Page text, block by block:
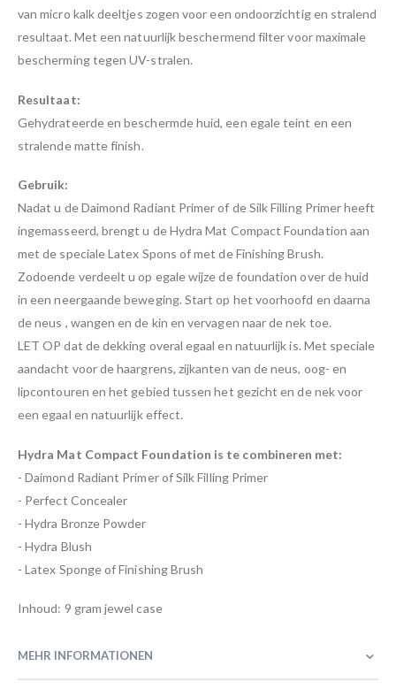
van micro kalk deeltjes zogen voor een ondoorzichtig en stralend
resultaat. Met een natuurlijk beschermend filter voor maximale
bescherming tegen UV-stralen.
Resultaat:
Gehydrateerde en beschermde huid, een egale teint en een
stralende matte finish.
Gebruik:
Nadat u de Daimond Radiant Primer of de Silk Filling Primer heeft
ingemasseerd, brengt u de Hydra Mat Compact Foundation aan
met de speciale Latex Spons of met de Finishing Brush.
Zodoende verdeelt u op egale wijze de foundation over de huid
in een neergaande beweging. Start op het voorhoofd en daarna
de neus , wangen en de kin en vervagen naar de nek toe.
LET OP dat de dekking overal egaal en natuurlijk is. Met speciale
aandacht voor de haargrens, zijkanten van de neus, oog- en
lipcontouren en het gebied tussen het gezicht en de nek voor
een egaal en natuurlijk effect.
Hydra Mat Compact Foundation is te combineren met:
- Daimond Radiant Primer of Silk Filling Primer
- Perfect Concealer
- Hydra Bronze Powder
- Hydra Blush
- Latex Sponge of Finishing Brush
Inhoud: 9 gram jewel case
MEHR INFORMATIONEN